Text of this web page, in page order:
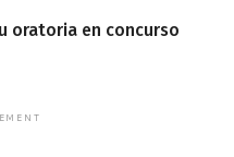
oratoria en concurso